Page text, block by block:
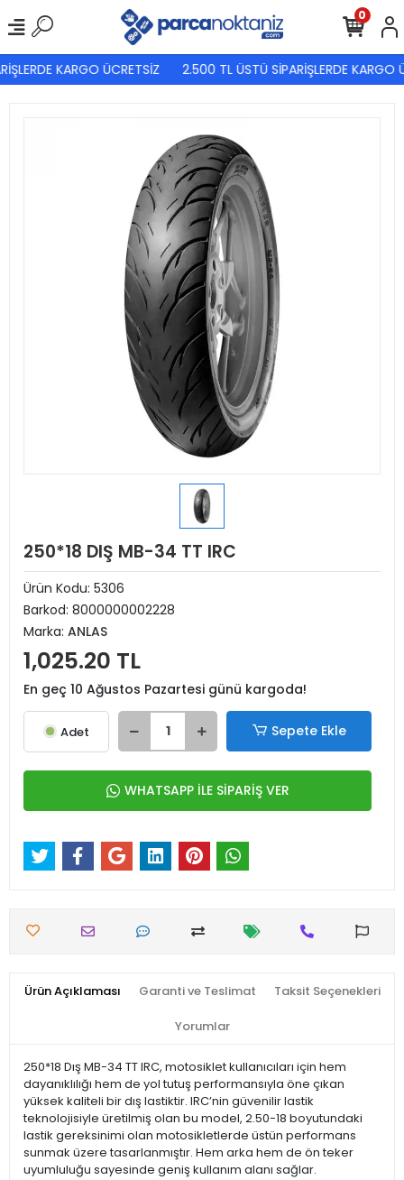
KARGO ÜCRETSİZ 2.500 TL ÜSTÜ SİPARİŞLERDE KARGO
0
250*18 DIŞ MB-34 TT IRC
Ürün Kodu: 5306
Barkod: 8000000002228
Marka: ANLAS
1,025.20 TL
En geç 10 Ağustos Pazartesi günü kargoda!
Adet Sepete Ekle
WHATSAPP İLE SİPARİŞ VER
Ürün Açıklaması Garanti ve Teslimat Taksit Seçenekleri
Yorumlar
250*18 Dış MB-34 TT IRC, motosiklet kullanıcıları için hem
dayanıklılığı hem de yol tutuş performansıyla öne çıkan
yüksek kaliteli bir dış lastiktir. IRC’nin güvenilir lastik
teknolojisiyle üretilmiş olan bu model, 2.50-18 boyutundaki
lastik gereksinimi olan motosikletlerde üstün performans
sunmak üzere tasarlanmıştır. Hem arka hem de ön teker
uyumluluğu sayesinde geniş kullanım alanı sağlar.